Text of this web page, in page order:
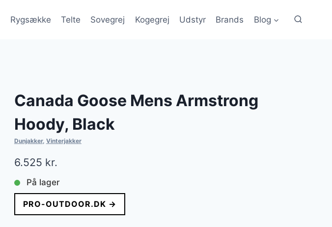
Rygsække Telte Sovegrej Kogegrej Udstyr Brands Blog
Canada Goose Mens Armstrong
Hoody, Black
Dunjakker, Vinterjakker
6.525 kr.
På lager
PRO-OUTDOOR.DK →